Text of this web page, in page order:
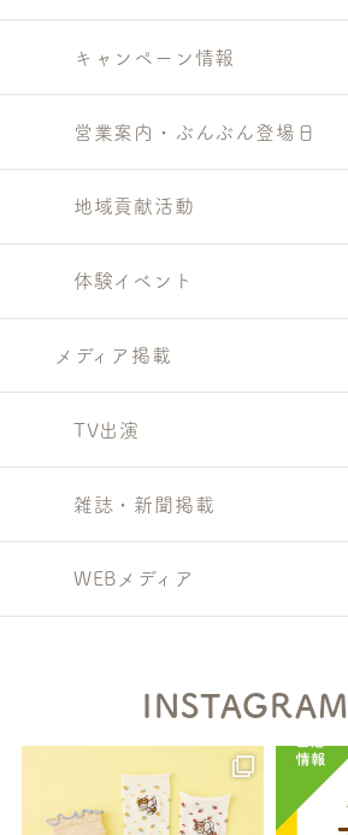
キャンペーン情報
営業案内・ぶんぶん登場日
地域貢献活動
体験イベント
メディア掲載
TV出演
雑誌・新聞掲載
WEBメディア
INSTAGRAM